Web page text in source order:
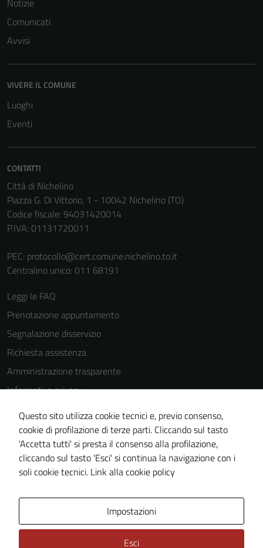
Notizie
Comunicati
Avvisi
VIVERE IL COMUNE
Luoghi
Eventi
CONTATTI
Città di Nichelino
Piazza G. Di Vittorio, 1 - 10042 Nichelino (TO)
Codice fiscale: 94031420014
P.IVA: 01131720011
PEC: protocollo@cert.comune.nichelino.to.it
Centralino unico: 011 68191
Leggi le FAQ
Prenotazione appuntamento
Segnalazione disservizio
Richiesta assistenza
Amministrazione trasparente
Informativa privacy
Cookie Policy
Note legali
Dichiarazione di accessibilità
Piano di miglioramento del sito
Questo sito utilizza cookie tecnici e, previo consenso,
cookie di profilazione di terze parti. Cliccando sul tasto
'Accetta tutti' si presta il consenso alla profilazione,
cliccando sul tasto 'Esci' si continua la navigazione con i
soli cookie tecnici. Link alla cookie policy
Impostazioni
Esci